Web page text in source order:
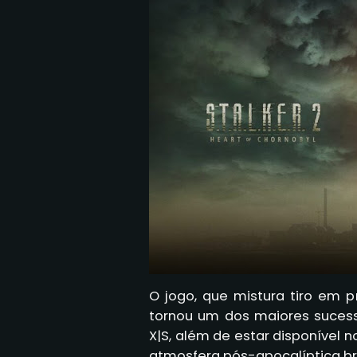
O jogo, que mistura tiro em
tornou um dos maiores
X|S, além de estar disponível